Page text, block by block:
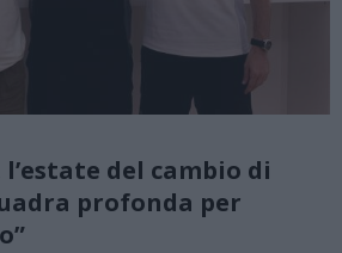
del cambio di
profonda per